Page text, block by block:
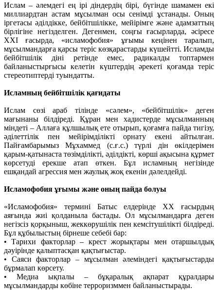
Ислам – әлемдегі ең ірі діндердің бірі, бүгінде шамамен екі
миллиардтан астам мұсылман осы сенімді ұстанады. Оның
іргетасы әділдікке, бейбітшілікке, мейірімге және адамзаттың
бірлігіне негізделген. Дегенмен, соңғы ғасырларда, әсіресе
ХХІ ғасырда, «исламофобия» ұғымы кеңінен таралып,
мұсылмандарға қарсы теріс көзқарастарды күшейтті. Исламды
бейбітшілік діні ретінде емес, радикалды топтармен
байланыстырғысы келетін күштердің әрекеті қоғамда теріс
стереотиптерді туындатты.
Исламның бейбітшілік қағидаты
Ислам сөзі араб тілінде «сәлем», «бейбітшілік» деген
мағынаны білдіреді. Құран мен хадистерде мұсылманның
міндеті – Аллаға құлшылық ете отырып, қоғамға пайда тигізу,
әділеттілік пен мейірімділікті орнату екені айтылған.
Пайғамбарымыз Мұхаммед (с.ғ.с.) түрлі дін өкілдерімен
қарым-қатынаста төзімділікті, әділдікті, көрші ақысына құрмет
көрсетуді ерекше атап өткен. Бұл исламның негізінде
ешқандай агрессия мен жаулық жоқ екенін дәлелдейді.
Исламофобия ұғымы және оның пайда болуы
«Исламофобия» термині Батыс елдерінде ХХ ғасырдың
аяғында жиі қолданыла бастады. Ол мұсылмандарға деген
негізсіз қорқыныш, жеккөрушілік пен кемсітушілікті білдіреді.
Бұл құбылыстың бірнеше себебі бар:
• Тарихи факторлар – крест жорықтары мен отаршылдық
дәуірінде қалыптасқан қақтығыстар.
• Саяси факторлар – мұсылман әлеміндегі қақтығыстарды
бұрмалап көрсету.
• Медиа ықпалы – бұқаралық ақпарат құралдары
мұсылмандарды көбіне терроризммен байланыстырады.